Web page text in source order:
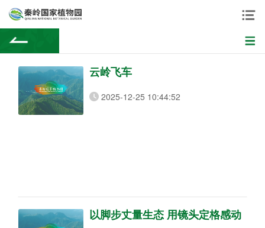
云岭飞车
2025-12-25 10:44:52
以脚步丈量生态 用镜头定格感动